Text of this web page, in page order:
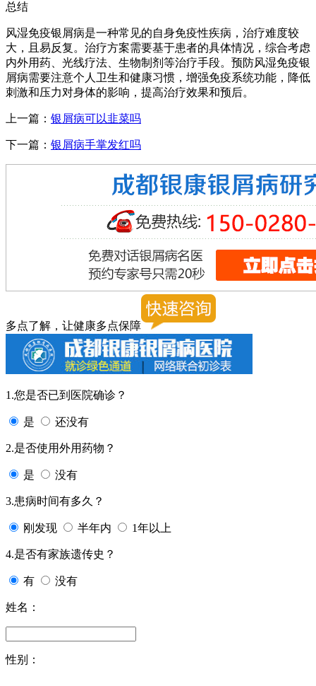
总结
风湿免疫银屑病是一种常见的自身免疫性疾病，治疗难度较
大，且易反复。治疗方案需要基于患者的具体情况，综合考虑
内外用药、光线疗法、生物制剂等治疗手段。预防风湿免疫银
屑病需要注意个人卫生和健康习惯，增强免疫系统功能，降低
刺激和压力对身体的影响，提高治疗效果和预后。
上一篇： 银屑病可以韭菜吗
下一篇： 银屑病手掌发红吗
多点了解，让健康多点保障
1.您是否已到医院确诊？
是 还没有
2.是否使用外用药物？
是 没有
3.患病时间有多久？
刚发现 半年内 1年以上
4.是否有家族遗传史？
有 没有
姓名：
性别：